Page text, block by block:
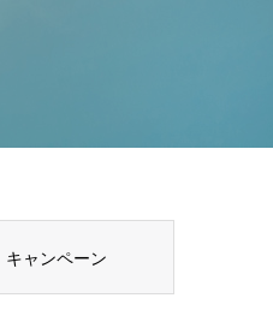
キャンペーン